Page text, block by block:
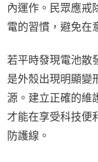
內運作。民眾應戒
電的習慣，避免在
若平時發現電池散
是外殼出現明顯變
源。建立正確的維
才能在享受科技便
防護線。